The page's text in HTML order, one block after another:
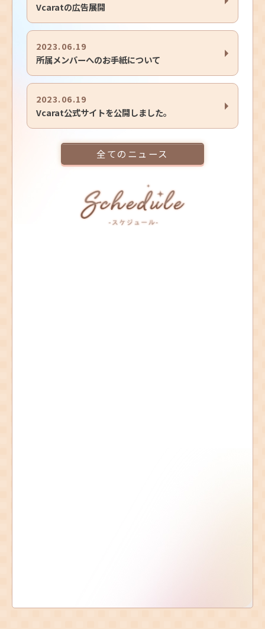
Vcaratの広告展開
2023.06.19
所属メンバーへのお手紙について
2023.06.19
Vcarat公式サイトを公開しました。
全てのニュース